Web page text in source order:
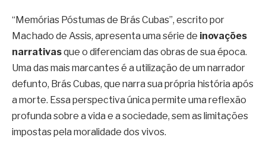
“Memórias Póstumas de Brás Cubas”, escrito por
Machado de Assis, apresenta uma série de inovações
narrativasque o diferenciam das obras de sua época.
Uma das mais marcantes é a utilização de um narrador
defunto, Brás Cubas, que narra sua própria história após
a morte. Essa perspectiva única permite uma reflexão
profunda sobre a vida e a sociedade, sem as limitações
impostas pela moralidade dos vivos.